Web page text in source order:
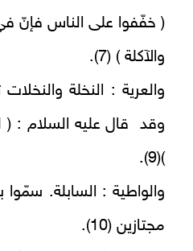
( خفّفوا على الناس فإنّ في
والآكلة ) (7).
وقد قال عليه السلام :
)(9).
والواطية : السابلة. سمّوا
مجتازين (10).